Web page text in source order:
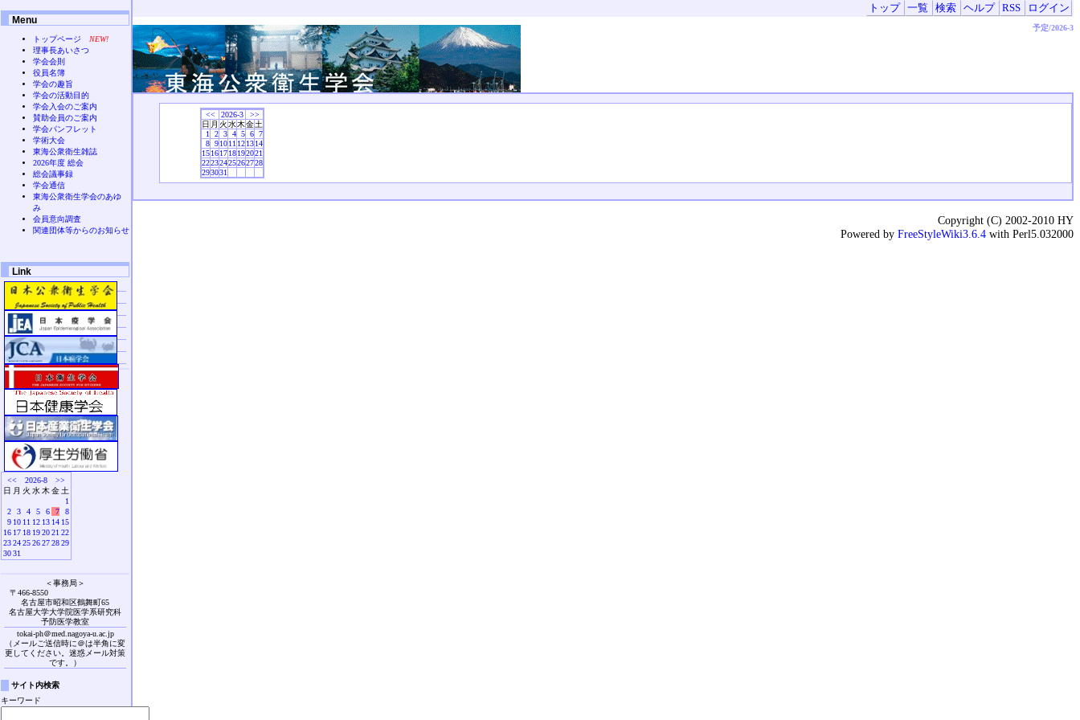
トップ 一覧 検索 ヘルプ RSS ログイン
予定/2026-3
<< 2026-3
>>
日 月 火水木金土
1 2 3 4 5 6 7
8 91011121314
15161718192021
22232425262728
293031
Menu
トップページ
NEW!
理事長あいさつ
学会会則
役員名簿
学会の趣旨
学会の活動目的
学会入会のご案内
賛助会員のご案内
学会パンフレット
学術大会
東海公衆衛生雑誌
2026年度 総会
総会議事録
学会通信
東海公衆衛生学会のあゆ
み
会員意向調査
関連団体等からのお知らせ
Link
<< 2026-8
>>
日 月 火 水 木 金 土
1
2
3 4 5 6 7
8
9 10 11 12 13 14 15
16 17 18 19 20 21 22
23 24 25 26 27 28 29
30 31
＜事務局＞
〒466-8550
名古屋市昭和区鶴舞町65
名古屋大学大学院医学系研究科
予防医学教室
tokai-ph＠med.nagoya-u.ac.jp
（メールご送信時に＠は半角に変
更してください。迷惑メール対策
です。）
サイト内検索
キーワード
Copyright (C) 2002-2010 HY
Powered by FreeStyleWiki3.6.4 with Perl5.032000